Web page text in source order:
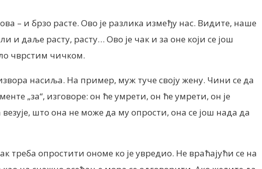
– и брзо расте. Ово је разлика између нас. Видите, наше
и даље расту, расту… Ово је чак и за оне који се још
чврстим чичком.
насиља. На пример, муж туче своју жену. Чини се да
„за“, изговоре: он ће умрети, он ће умрети, он је
што она не може да му опрости, она се још нада да
опростити ономе ко је увредио. Не враћајући се на